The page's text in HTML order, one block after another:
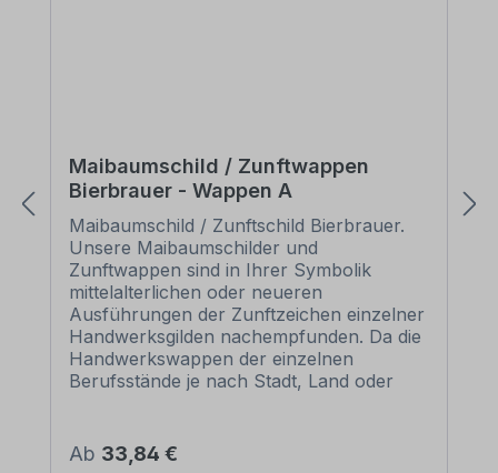
Maibaumschild / Zunftwappen
Bierbrauer - Wappen A
Maibaumschild / Zunftschild Bierbrauer.
Unsere Maibaumschilder und
Zunftwappen sind in Ihrer Symbolik
mittelalterlichen oder neueren
Ausführungen der Zunftzeichen einzelner
Handwerksgilden nachempfunden. Da die
Handwerkswappen der einzelnen
Berufsstände je nach Stadt, Land oder
allgemein gebräuchliche Abbildungen der
Regulärer Preis:
Ab 33,84 €